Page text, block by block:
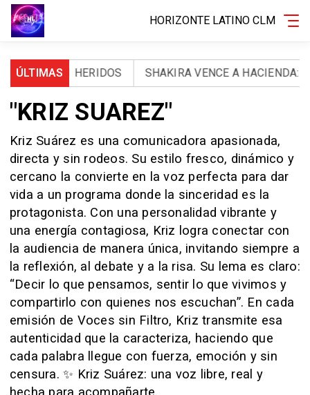
HORIZONTE LATINO CLM
ÚLTIMAS
Y 971 HERIDOS SHAKIRA VENCE A HACIENDA: LA
"KRIZ SUAREZ"
Kriz Suárez es una comunicadora apasionada,
directa y sin rodeos. Su estilo fresco, dinámico y
cercano la convierte en la voz perfecta para dar
vida a un programa donde la sinceridad es la
protagonista. Con una personalidad vibrante y
una energía contagiosa, Kriz logra conectar con
la audiencia de manera única, invitando siempre a
la reflexión, al debate y a la risa. Su lema es claro:
“Decir lo que pensamos, sentir lo que vivimos y
compartirlo con quienes nos escuchan”. En cada
emisión de Voces sin Filtro, Kriz transmite esa
autenticidad que la caracteriza, haciendo que
cada palabra llegue con fuerza, emoción y sin
censura. ✨ Kriz Suárez: una voz libre, real y
hecha para acompañarte.